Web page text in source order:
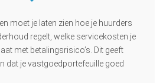
moet je laten zien hoe je huurders
regelt, welke servicekosten je
met betalingsrisico’s. Dit geeft
dat je vastgoedportefeuille goed